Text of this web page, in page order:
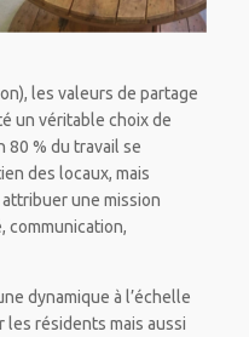
les valeurs de partage
un véritable choix de
80 % du travail se
des locaux, mais
une mission
communication,
dynamique à l’échelle
les résidents mais aussi